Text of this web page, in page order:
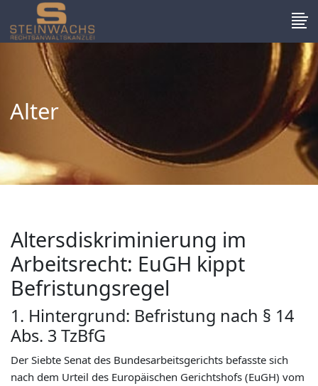
Alter
Altersdiskriminierung im
Arbeitsrecht: EuGH kippt
Befristungsregel
1. Hintergrund: Befristung nach § 14
Abs. 3 TzBfG
Der Siebte Senat des Bundesarbeitsgerichts befasste sich
nach dem Urteil des Europäischen Gerichtshofs (EuGH) vom